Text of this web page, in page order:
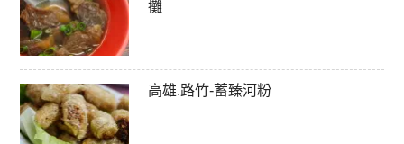
攤
高雄.路竹-蓄臻河粉